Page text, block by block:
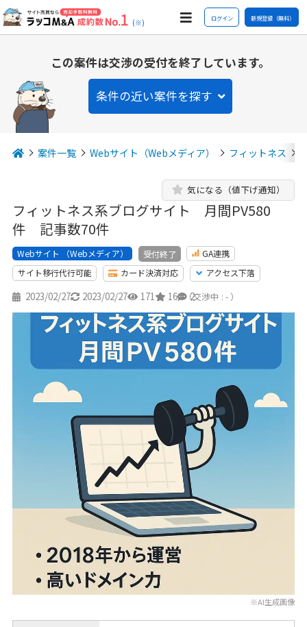
(※) ログイン 新規登録（無料）
この案件は交渉の受付を終了しています。
条件の近い案件を探す
案件一覧 Webサイト（Webメディア） フィットネス
フィットネス系ブログサイト 月間PV580
件 記事数70件
気になる（値下げ通知）
Webサイト （Webメディア） 受付終了
GA連携
サイト移行代行可能
カード決済対応 アクセス下落
2023/02/27 2023/02/27 171 16 2
（交渉中 : - ）
※AI生成画像